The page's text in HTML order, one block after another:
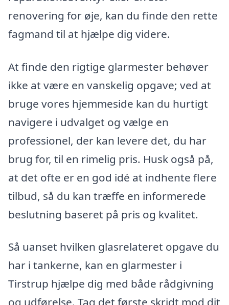
renovering for øje, kan du finde den rette
fagmand til at hjælpe dig videre.
At finde den rigtige glarmester behøver
ikke at være en vanskelig opgave; ved at
bruge vores hjemmeside kan du hurtigt
navigere i udvalget og vælge en
professionel, der kan levere det, du har
brug for, til en rimelig pris. Husk også på,
at det ofte er en god idé at indhente flere
tilbud, så du kan træffe en informerede
beslutning baseret på pris og kvalitet.
Så uanset hvilken glasrelateret opgave du
har i tankerne, kan en glarmester i
Tirstrup hjælpe dig med både rådgivning
og udførelse. Tag det første skridt mod dit